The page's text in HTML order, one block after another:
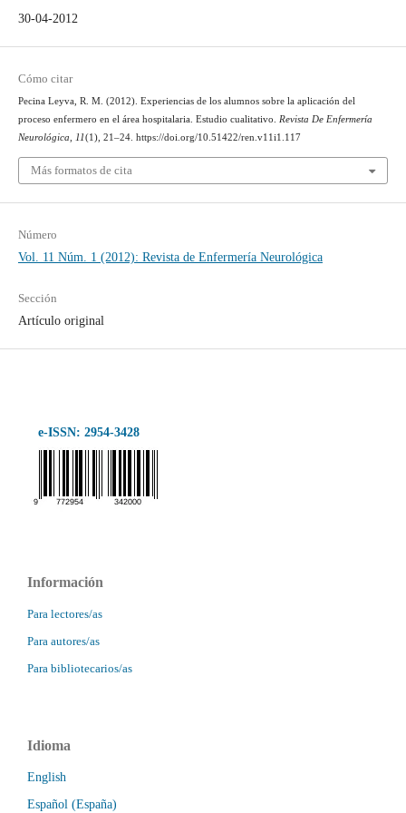
30-04-2012
Cómo citar
Pecina Leyva, R. M. (2012). Experiencias de los alumnos sobre la aplicación del
proceso enfermero en el área hospitalaria. Estudio cualitativo. Revista De Enfermería
Neurológica
11(1), 21–24. https://doi.org/10.51422/ren.v11i1.117
Más formatos de cita
Número
Vol. 11 Núm. 1 (2012): Revista de Enfermería Neurológica
Sección
Artículo original
e-ISSN: 2954-3428
Información
Para lectores/as
Para autores/as
Para bibliotecarios/as
Idioma
English
Español (España)